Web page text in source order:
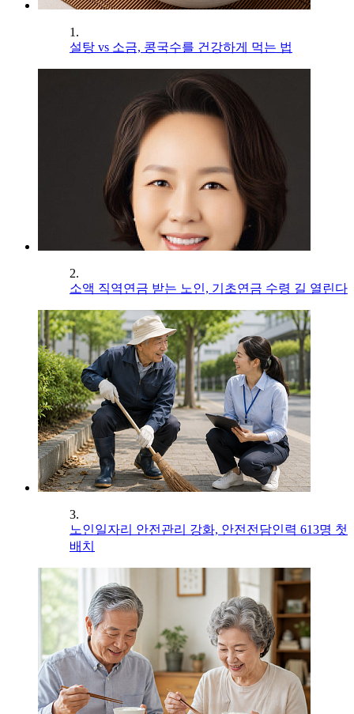
1.
설탕 vs 소금, 콩국수를 건강하게 먹는 법
2.
소액 직역연금 받는 노인, 기초연금 수령 길 열린다
3.
노인일자리 안전관리 강화, 안전전담인력 613명 첫
배치